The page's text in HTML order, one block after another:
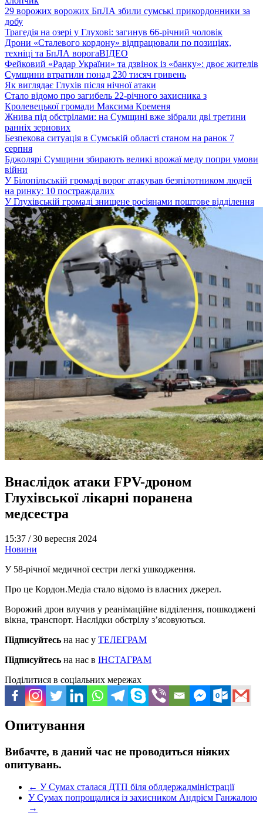
29 ворожих ворожих БпЛА збили сумські прикордонники за
добу
Трагедія на озері у Глухові: загинув 66-річний чоловік
Дрони «Сталевого кордону» відпрацювали по позиціях,
техніці та БпЛА ворогаВІДЕО
Фейковий «Радар України» та дзвінок із «банку»: двоє жителів
Сумщини втратили понад 230 тисяч гривень
Як виглядає Глухів після нічної атаки
Стало відомо про загибель 22-річного захисника з
Кролевецької громади Максима Кременя
Жнива під обстрілами: на Сумщині вже зібрали дві третини
ранніх зернових
Безпекова ситуація в Сумській області станом на ранок 7
серпня
Бджолярі Сумщини збирають великі врожаї меду попри умови
війни
У Білопільській громаді ворог атакував безпілотником людей
на ринку: 10 постраждалих
У Глухівській громаді знищене росіянами поштове відділення
Внаслідок атаки FPV-дроном
Глухівської лікарні поранена
медсестра
15:37 /30 вересня 2024
Новини
У 58-річної медичної сестри легкі ушкодження.
Про це Кордон.Медіа стало відомо із власних джерел.
Ворожий дрон влучив у реанімаційне відділення, пошкоджені
вікна, транспорт. Наслідки обстрілу зʼясовуються.
Підписуйтесь на нас у ТЕЛЕГРАМ
Підписуйтесь на нас в ІНСТАГРАМ
Поділитися в соціальних мережах
Опитування
Вибачте, в даний час не проводиться ніяких
опитувань.
← У Сумах сталася ДТП біля облдержадміністрації
У Сумах попрощалися із захисником Андрієм Ганжалою
→